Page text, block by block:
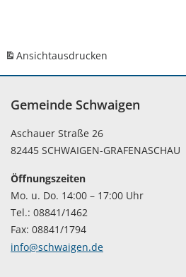
Ansichtausdrucken
Gemeinde Schwaigen
Aschauer Straße 26
82445 SCHWAIGEN-GRAFENASCHAU
Öffnungszeiten
Mo. u. Do. 14:00 – 17:00 Uhr
Tel.: 08841/1462
Fax: 08841/1794
info@schwaigen.de